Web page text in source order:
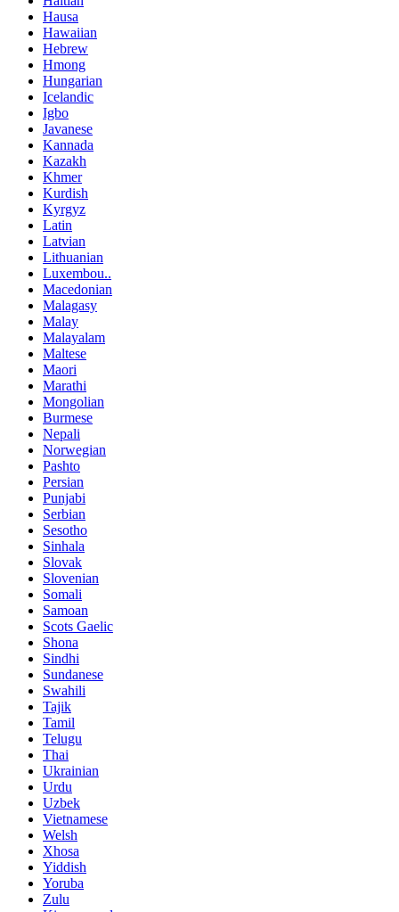
Hausa
Hawaiian
Hebrew
Hmong
Hungarian
Icelandic
Igbo
Javanese
Kannada
Kazakh
Khmer
Kurdish
Kyrgyz
Latin
Latvian
Lithuanian
Luxembou..
Macedonian
Malagasy
Malay
Malayalam
Maltese
Maori
Marathi
Mongolian
Burmese
Nepali
Norwegian
Pashto
Persian
Punjabi
Serbian
Sesotho
Sinhala
Slovak
Slovenian
Somali
Samoan
Scots Gaelic
Shona
Sindhi
Sundanese
Swahili
Tajik
Tamil
Telugu
Thai
Ukrainian
Urdu
Uzbek
Vietnamese
Welsh
Xhosa
Yiddish
Yoruba
Zulu